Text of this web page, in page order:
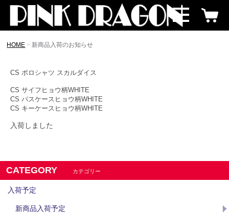
HOME 新商品入荷のお知らせ
CS ポロシャツ スカルダイス
CS サイフヒョウ柄WHITE
CS パスケースヒョウ柄WHITE
CS キーケースヒョウ柄WHITE
入荷しました
CATEGORY カテゴリー
入荷予定
新商品入荷予定